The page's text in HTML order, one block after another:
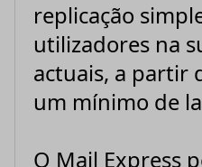
replicação
utilizadores na
actuais, a partir
um mínimo de
O Mail Express